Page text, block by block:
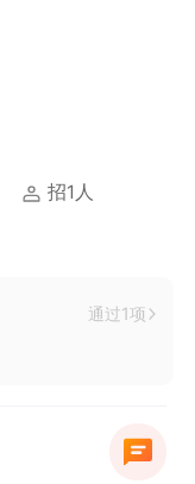
招1人
通过1项